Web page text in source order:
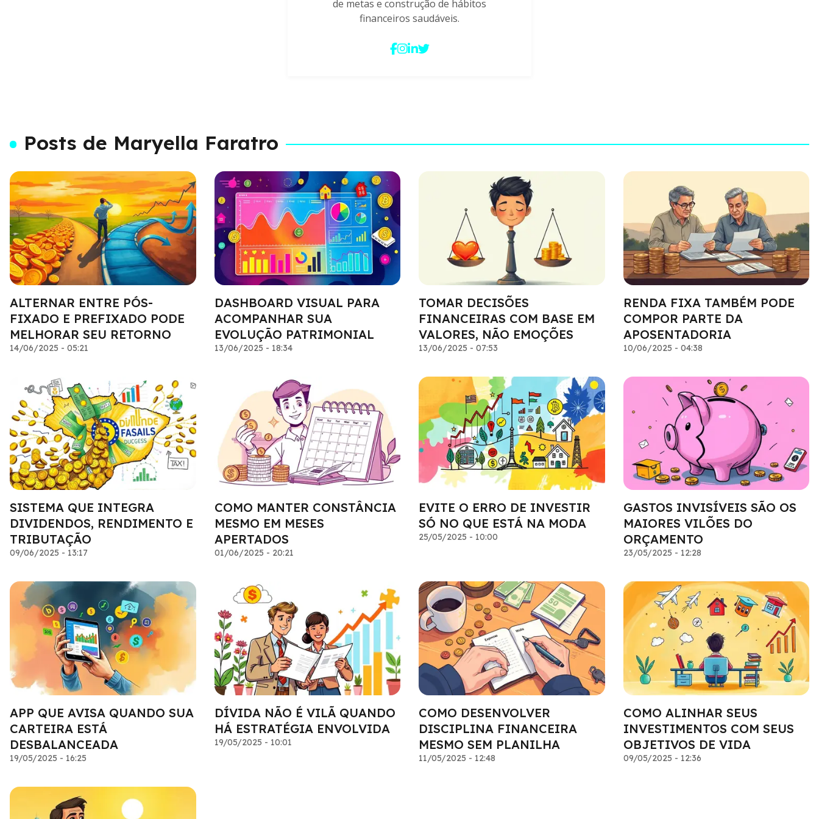
de metas e construção de hábitos
financeiros saudáveis.
Posts de Maryella Faratro
ALTERNAR ENTRE PÓS-
FIXADO E PREFIXADO PODE
MELHORAR SEU RETORNO
14/06/2025 - 05:21
DASHBOARD VISUAL PARA
ACOMPANHAR SUA
EVOLUÇÃO PATRIMONIAL
13/06/2025 - 18:34
TOMAR DECISÕES
FINANCEIRAS COM BASE EM
VALORES, NÃO EMOÇÕES
13/06/2025 - 07:53
RENDA FIXA TAMBÉM PODE
COMPOR PARTE DA
APOSENTADORIA
10/06/2025 - 04:38
SISTEMA QUE INTEGRA
DIVIDENDOS, RENDIMENTO E
TRIBUTAÇÃO
09/06/2025 - 13:17
COMO MANTER CONSTÂNCIA
MESMO EM MESES
APERTADOS
01/06/2025 - 20:21
EVITE O ERRO DE INVESTIR
SÓ NO QUE ESTÁ NA MODA
25/05/2025 - 10:00
GASTOS INVISÍVEIS SÃO OS
MAIORES VILÕES DO
ORÇAMENTO
23/05/2025 - 12:28
APP QUE AVISA QUANDO SUA
CARTEIRA ESTÁ
DESBALANCEADA
19/05/2025 - 16:25
DÍVIDA NÃO É VILÃ QUANDO
HÁ ESTRATÉGIA ENVOLVIDA
19/05/2025 - 10:01
COMO DESENVOLVER
DISCIPLINA FINANCEIRA
MESMO SEM PLANILHA
11/05/2025 - 12:48
COMO ALINHAR SEUS
INVESTIMENTOS COM SEUS
OBJETIVOS DE VIDA
09/05/2025 - 12:36